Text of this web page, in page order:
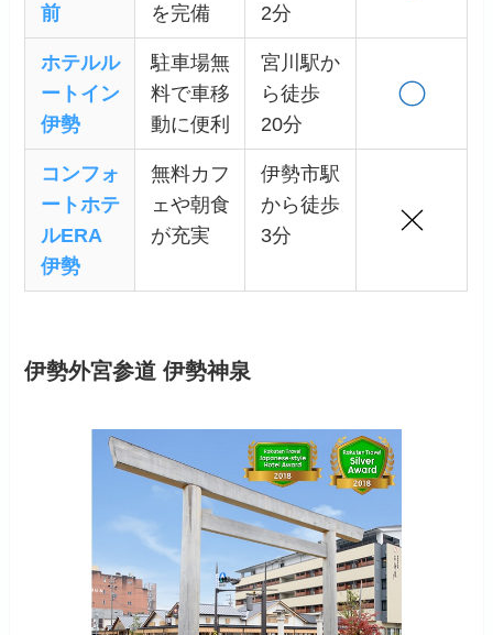
前
を完備
2分
ホテルル
ートイン
伊勢
駐車場無
料で車移
動に便利
宮川駅か
ら徒歩
20分
コンフォ
ートホテ
ルERA
伊勢
無料カフ
ェや朝食
が充実
伊勢市駅
から徒歩
3分
伊勢外宮参道 伊勢神泉